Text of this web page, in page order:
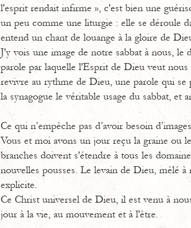
l'esprit rendait infirme », c'est bien une
un peu comme une liturgie : elle se déroule
entend un chant de louange à la gloire de
J'y vois une image de notre sabbat à nous,
parole par laquelle l'Esprit de Dieu veut
revivre au rythme de Dieu, une parole qui se
la synagogue le véritable usage du sabbat,
Ce qui n’empêche pas d’avoir besoin
Vous et moi avons un jour reçu la graine ou
branches doivent s'étendre à tous les
nouvelles pousses. Le levain de Dieu, mêlé
explicite.
Ce Christ universel de Dieu, il est venu à
jour à la vie, au mouvement et à l'être.